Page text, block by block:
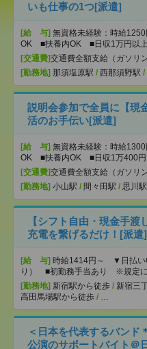
いも仕事の1つ[派遣]
[給 与] 無資格未経験：時給
OK ■扶養内OK ■日収1万円以上
[交通費]交通費全額支給（ガソリ
[勤務地] 那須塩原駅 / 西那須野駅 /
説明会参加で全員に【現
活のお手伝い[派遣]
[給 与] 無資格未経験：時給
OK ■扶養内OK ■日収1万400円
[交通費]交通費全額支給（ガソリ
[勤務地] 小山駅 / 間々田駅 / 思川駅
【シフト自由・現金手
充電を繋げるだけ！[派遣]
[給 与] 時給1414円～ ▼日払い
り） ■初勤務手当あり ※規定
[勤務地] 新宿駅から徒歩 / 新宿三
高田馬場駅から徒歩 / …
＜日本を代表するバンド
公演のサポートバイト＠